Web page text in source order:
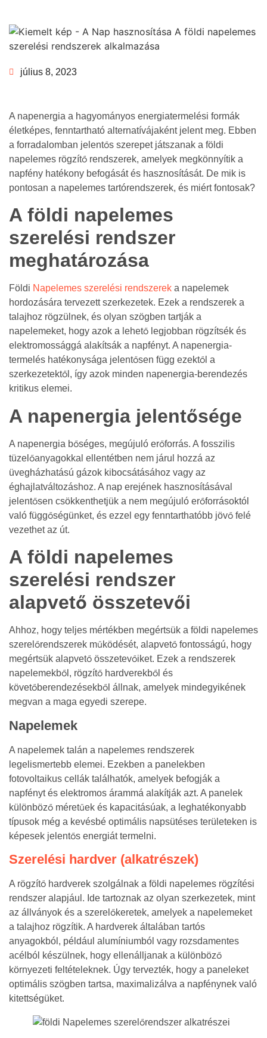
július 8, 2023
A napenergia a hagyományos energiatermelési formák
életképes, fenntartható alternatívájaként jelent meg. Ebben
a forradalomban jelentős szerepet játszanak a földi
napelemes rögzítő rendszerek, amelyek megkönnyítik a
napfény hatékony befogását és hasznosítását. De mik is
pontosan a napelemes tartórendszerek, és miért fontosak?
A földi napelemes
szerelési rendszer
meghatározása
Földi Napelemes szerelési rendszerek a napelemek
hordozására tervezett szerkezetek. Ezek a rendszerek a
talajhoz rögzülnek, és olyan szögben tartják a
napelemeket, hogy azok a lehető legjobban rögzítsék és
elektromossággá alakítsák a napfényt. A napenergia-
termelés hatékonysága jelentősen függ ezektől a
szerkezetektől, így azok minden napenergia-berendezés
kritikus elemei.
A napenergia jelentősége
A napenergia bőséges, megújuló erőforrás. A fosszilis
tüzelőanyagokkal ellentétben nem járul hozzá az
üvegházhatású gázok kibocsátásához vagy az
éghajlatváltozáshoz. A nap erejének hasznosításával
jelentősen csökkenthetjük a nem megújuló erőforrásoktól
való függőségünket, és ezzel egy fenntarthatóbb jövő felé
vezethet az út.
A földi napelemes
szerelési rendszer
alapvető összetevői
Ahhoz, hogy teljes mértékben megértsük a földi napelemes
szerelőrendszerek működését, alapvető fontosságú, hogy
megértsük alapvető összetevőiket. Ezek a rendszerek
napelemekből, rögzítő hardverekből és
követőberendezésekből állnak, amelyek mindegyikének
megvan a maga egyedi szerepe.
Napelemek
A napelemek talán a napelemes rendszerek
legelismertebb elemei. Ezekben a panelekben
fotovoltaikus cellák találhatók, amelyek befogják a
napfényt és elektromos árammá alakítják azt. A panelek
különböző méretűek és kapacitásúak, a leghatékonyabb
típusok még a kevésbé optimális napsütéses területeken is
képesek jelentős energiát termelni.
Szerelési hardver (alkatrészek)
A rögzítő hardverek szolgálnak a földi napelemes rögzítési
rendszer alapjául. Ide tartoznak az olyan szerkezetek, mint
az állványok és a szerelőkeretek, amelyek a napelemeket
a talajhoz rögzítik. A hardverek általában tartós
anyagokból, például alumíniumból vagy rozsdamentes
acélból készülnek, hogy ellenálljanak a különböző
környezeti feltételeknek. Úgy tervezték, hogy a paneleket
optimális szögben tartsa, maximalizálva a napfénynek való
kitettségüket.